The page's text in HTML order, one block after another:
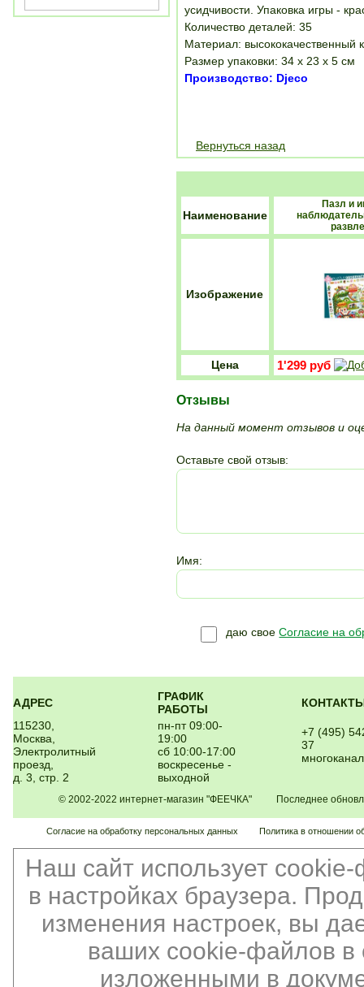
усидчивости. Упаковка игры -
Количество деталей: 35
Материал: высококачественный
Размер упаковки: 34 х 23 х 5 см
Производство: Djeco
Вернуться назад
Наименование
Пазл и
Изображение
Цена 1'299 руб
Отзывы
На данный момент отзывов и
Оставьте свой отзыв:
Имя:
даю своеСогласие на
АДРЕС
ГРАФИК
РАБОТЫ
115230,
Москва,
Электролитный
проезд,
д. 3, стр. 2
пн-пт 09:00-
19:00
сб 10:00-17:00
воскресенье -
выходной
+7 (495)
37
© 2002-2022 интернет-магазин "ФЕЕЧКА" Последнее
Согласие на обработку персональных данных Политика в отношении
Наш сайт использует
в настройках браузера.
изменения настроек, вы
ваших cookie-файлов в
изложенными в